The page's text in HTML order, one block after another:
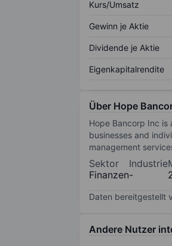
Kurs/Umsatz
Gewinn je Aktie
Dividende je Aktie
Eigenkapitalrendite
Über Hope
Hope Bancorp Inc
businesses and
management
Sektor
Finanzen
Industrie
-
Daten bereitgestellt
Andere Nutzer